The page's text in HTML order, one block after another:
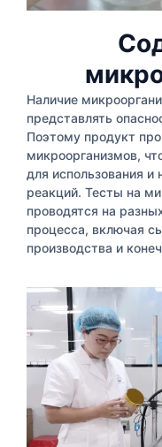
Наличие
представлять
Поэтому продукт
микроорганизмов,
для использования и
реакций. Тесты на
проводятся на
процесса, включая
производства и